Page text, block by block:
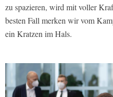
zu spazieren, wird mit voller
besten Fall merken wir vom
ein Kratzen im Hals.